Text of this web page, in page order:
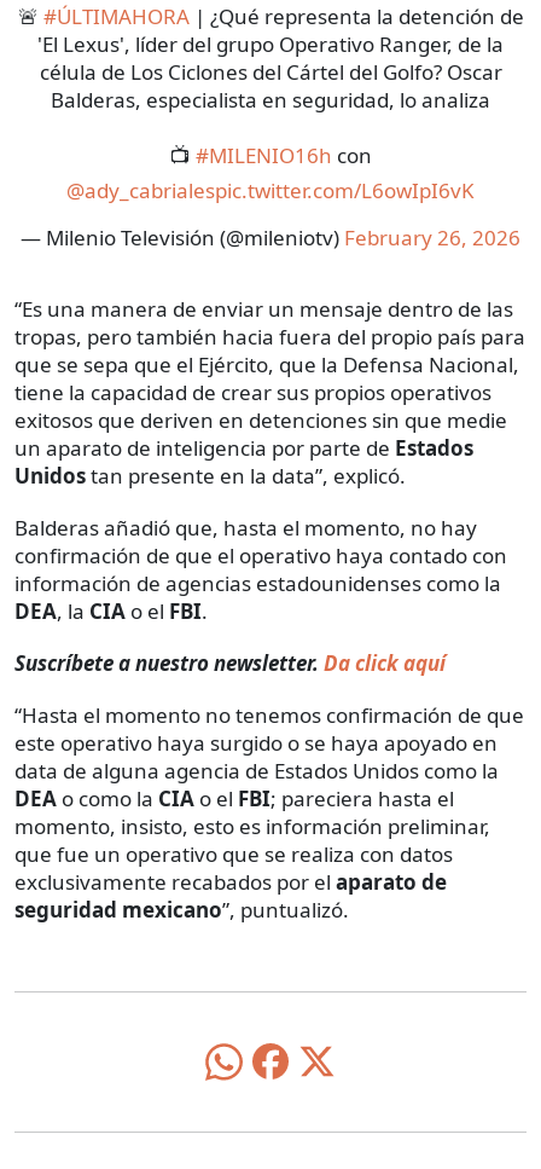
🚨 #ÚLTIMAHORA| ¿Qué representa la detención de
'El Lexus', líder del grupo Operativo Ranger, de la
célula de Los Ciclones del Cártel del Golfo? Oscar
Balderas, especialista en seguridad, lo analiza
📺 #MILENIO16h con
@ady_cabrialespic.twitter.com/L6owIpI6vK
— Milenio Televisión (@mileniotv) February 26, 2026
“Es una manera de enviar un mensaje dentro de las
tropas, pero también hacia fuera del propio país para
que se sepa que el Ejército, que la Defensa Nacional,
tiene la capacidad de crear sus propios operativos
exitosos que deriven en detenciones sin que medie
un aparato de inteligencia por parte de Estados
Unidostan presente en la data”, explicó.
Balderas añadió que, hasta el momento, no hay
confirmación de que el operativo haya contado con
información de agencias estadounidenses como la
DEA, la CIA o el FBI.
Suscríbete a nuestro newsletter. Da click aquí
“Hasta el momento no tenemos confirmación de que
este operativo haya surgido o se haya apoyado en
data de alguna agencia de Estados Unidos como la
DEA o como la CIA o el FBI; pareciera hasta el
momento, insisto, esto es información preliminar,
que fue un operativo que se realiza con datos
exclusivamente recabados por el aparato de
seguridad mexicano”, puntualizó.